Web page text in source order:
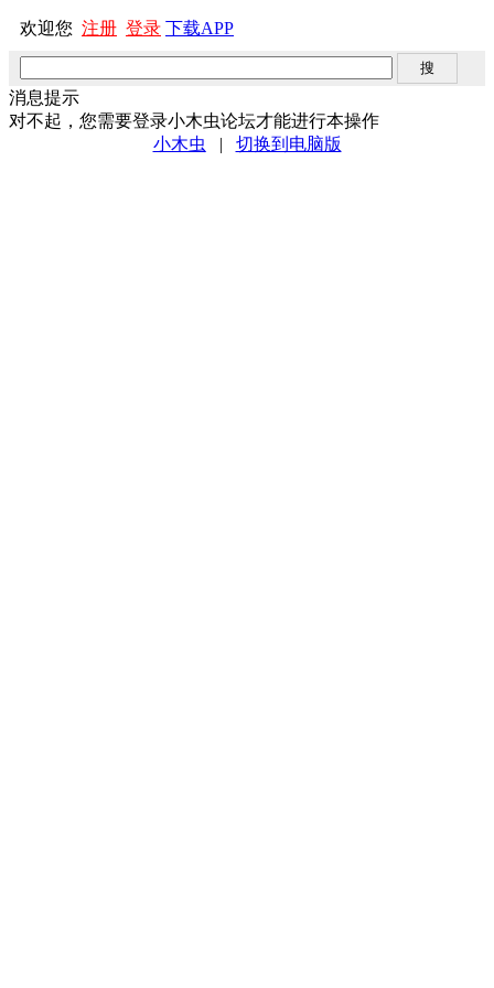
欢迎您 注册 登录 下载APP
消息提示
对不起，您需要登录小木虫论坛才能进行本操作
小木虫 | 切换到电脑版